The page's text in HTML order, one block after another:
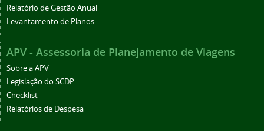
Relatório de Gestão Anual
Levantamento de Planos
APV - Assessoria de Planejamento de Viagens
Sobre a APV
Legislação do SCDP
Checklist
Relatórios de Despesa